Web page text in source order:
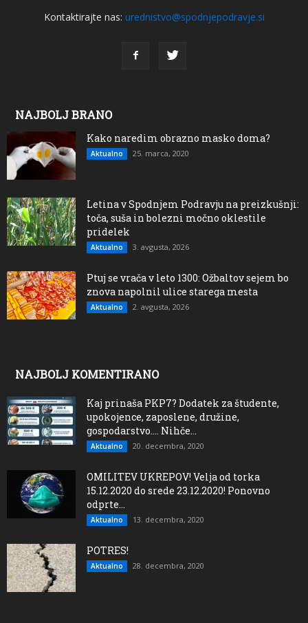
Kontaktirajte nas: urednistvo@spodnjepodravje.si
NAJBOLJ BRANO
Kako naredim obrazno masko doma?
Aktualno 25. marca, 2020
Letina v Spodnjem Podravju na preizkušnji:
toča, suša in bolezni močno oklestile
pridelek
Aktualno 3. avgusta, 2026
Ptuj se vrača v leto 1300: Ožbaltov sejem bo
znova napolnil ulice starega mesta
Aktualno 2. avgusta, 2026
NAJBOLJ KOMENTIRANO
Kaj prinaša PKP7? Dodatek za študente,
upokojence, zaposlene, družine,
gospodarstvo…. Nihče...
Aktualno 20. decembra, 2020
OMILITEV UKREPOV! Velja od torka
15.12.2020 do srede 23.12.2020! Ponovno
odprte...
Aktualno 13. decembra, 2020
POTRES!
Aktualno 28. decembra, 2020